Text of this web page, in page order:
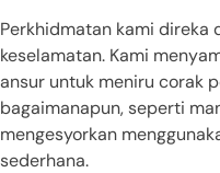
Perkhidmatan kami direka
keselamatan. Kami
ansur untuk meniru corak
bagaimanapun, seperti
mengesyorkan
sederhana.